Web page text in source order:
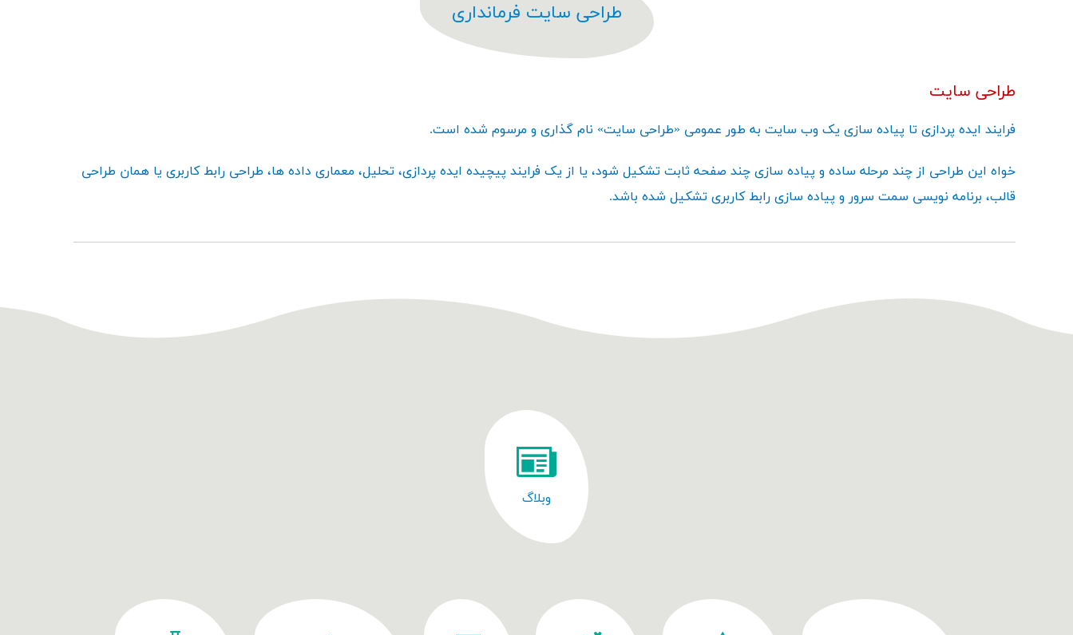
طراحی سایت فرمانداری
طراحی سایت
فرایند ایده پردازی تا پیاده سازی یک وب سایت به طور عمومی «طراحی سایت» نام گذاری و مرسوم شده است.
خواه این طراحی از چند مرحله ساده و پیاده سازی چند صفحه ثابت تشکیل شود، یا از یک فرایند پیچیده ایده پردازی، تحلیل، معماری داده ها، طراحی رابط کاربری یا همان طراحی
قالب، برنامه نویسی سمت سرور و پیاده سازی رابط کاربری تشکیل شده باشد.
وبلاگ